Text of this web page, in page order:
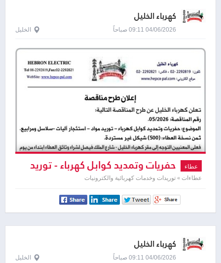
كهرباء الخليل
04/06/2026 09:11 صباحاً الخليل
عطاء حفريات وتمديد كوابل كهرباء - توريد
مواد - استئجار آليات سلاسل ومرابيع
عطاءات » توريدات وخدمات كهربائية والكترونيات
كهرباء الخليل
04/06/2026 09:11 صباحاً الخليل